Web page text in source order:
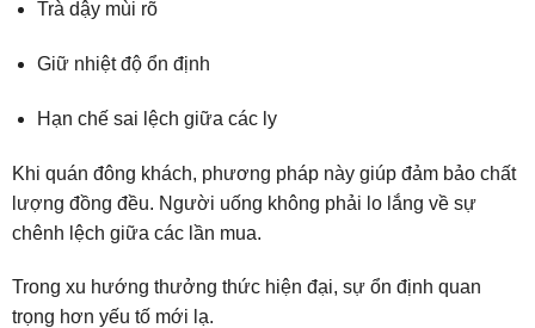
Trà dậy mùi rõ
Giữ nhiệt độ ổn định
Hạn chế sai lệch giữa các ly
Khi quán đông khách, phương pháp này giúp đảm bảo chất
lượng đồng đều. Người uống không phải lo lắng về sự
chênh lệch giữa các lần mua.
Trong xu hướng thưởng thức hiện đại, sự ổn định quan
trọng hơn yếu tố mới lạ.